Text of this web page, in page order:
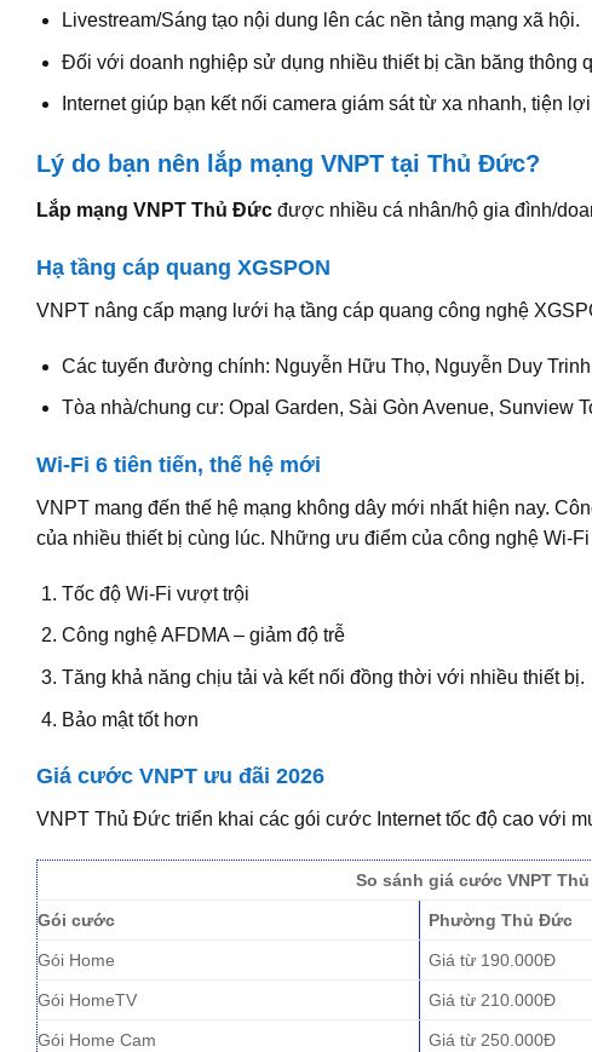
Livestream/Sáng tạo nội dung lên các nền tảng mạng xã hội.
Đối với doanh nghiệp sử dụng nhiều thiết bị cần băng thông
Internet giúp bạn kết nối camera giám sát từ xa nhanh, tiện
Lý do bạn nên lắp mạng VNPT tại Thủ Đức?
Lắp mạng VNPT Thủ Đức được nhiều cá nhân/hộ gia đình/
Hạ tầng cáp quang XGSPON
VNPT nâng cấp mạng lưới hạ tầng cáp quang công nghệ
Các tuyến đường chính: Nguyễn Hữu Thọ, Nguyễn Duy
Tòa nhà/chung cư: Opal Garden, Sài Gòn Avenue, Sunview
Wi-Fi 6 tiên tiến, thế hệ mới
VNPT mang đến thế hệ mạng không dây mới nhất hiện nay.
của nhiều thiết bị cùng lúc. Những ưu điểm của công nghệ Wi-
Tốc độ Wi-Fi vượt trội
Công nghệ AFDMA – giảm độ trễ
Tăng khả năng chịu tải và kết nối đồng thời với nhiều thiết bị.
Bảo mật tốt hơn
Giá cước VNPT ưu đãi 2026
VNPT Thủ Đức triển khai các gói cước Internet tốc độ cao với
So sánh giá cước VNPT
Gói cước Phường Thủ Đức
Gói Home Giá từ 190.000Đ
Gói HomeTV Giá từ 210.000Đ
Gói Home Cam Giá từ 250.000Đ